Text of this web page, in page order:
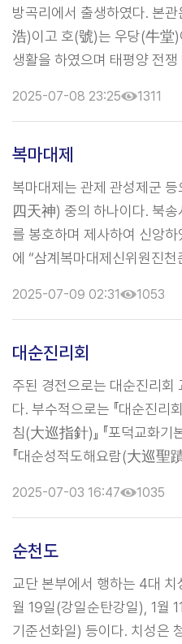
민간신앙의 여러 ...
방곡리에서 출생하였다. 본
浩)이고 호(號)는 우당(牛堂
생활을 하였으며 태평양 전
도한 무극도(無極道)에 감화
설치하였으며 1958년 2월
하니 그는 총도전이니라. 종
라”고 함으로써 실질적인 종
...
2025-07-08 23:25 1311
복마대제
복마대제는 관제 관성제군
四天神) 중의 하나이다. 북
를 봉호하며 제사하여 신앙
에 “삼계복마대제신위원진
신격을 갖게 된다. 민간에서
등의 다양한 기능을 갖춘 신
의로운 사람이자 정직하여
그는 『삼국지연의』가 유전
민중이 존경하는 대상이 되었
2025-07-09 02:31 1053
대순진리회
주된 경전으로는 대순진리회
다. 부수적으로는 『대순진리
침(大巡指針)』 『포덕교화
『대순성적도해요람(大巡聖
1974년 초판; 2010년 13판)
회 교무부 1969) 『포덕교화
순진리회 교무부 1975) 『
판부 발행. 2015년 1월 현재
(大巡聖 ...
2025-07-03 16:47 1035
순천도
교단 본부에서 행하는 4대
월 19일(강일순탄강일), 1월
기준선화일) 등이다. 치성은